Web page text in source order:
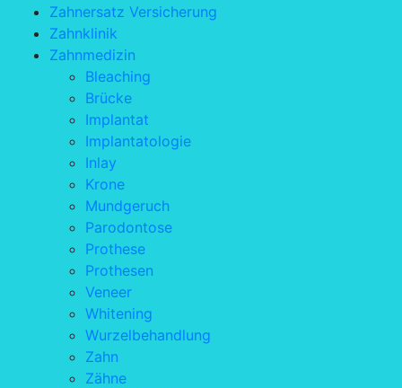
Zahnersatz Versicherung
Zahnklinik
Zahnmedizin
Bleaching
Brücke
Implantat
Implantatologie
Inlay
Krone
Mundgeruch
Parodontose
Prothese
Prothesen
Veneer
Whitening
Wurzelbehandlung
Zahn
Zähne